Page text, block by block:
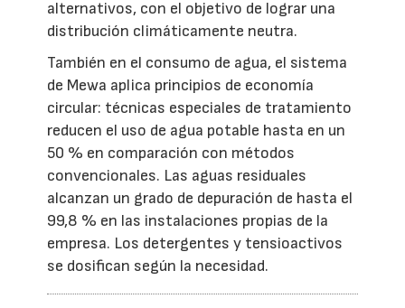
alternativos, con el objetivo de lograr una
distribución climáticamente neutra.
También en el consumo de agua, el sistema
de Mewa aplica principios de economía
circular: técnicas especiales de tratamiento
reducen el uso de agua potable hasta en un
50 % en comparación con métodos
convencionales. Las aguas residuales
alcanzan un grado de depuración de hasta el
99,8 % en las instalaciones propias de la
empresa. Los detergentes y tensioactivos
se dosifican según la necesidad.